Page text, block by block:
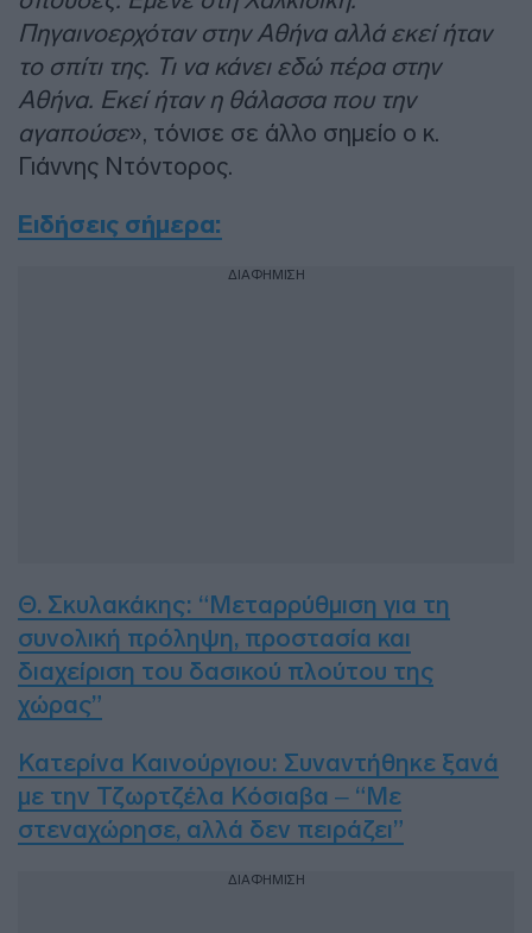
Πηγαινοερχόταν στην Αθήνα αλλά εκεί ήταν
το σπίτι της. Τι να κάνει εδώ πέρα στην
Αθήνα. Εκεί ήταν η θάλασσα που την
αγαπούσε», τόνισε σε άλλο σημείο ο κ.
Γιάννης Ντόντορος.
Ειδήσεις σήμερα:
ΔΙΑΦΗΜΙΣΗ
Θ. Σκυλακάκης: “Μεταρρύθμιση για τη
συνολική πρόληψη, προστασία και
διαχείριση του δασικού πλούτου της
χώρας”
Κατερίνα Καινούργιου: Συναντήθηκε ξανά
με την Τζωρτζέλα Κόσιαβα – “Με
στεναχώρησε, αλλά δεν πειράζει”
ΔΙΑΦΗΜΙΣΗ